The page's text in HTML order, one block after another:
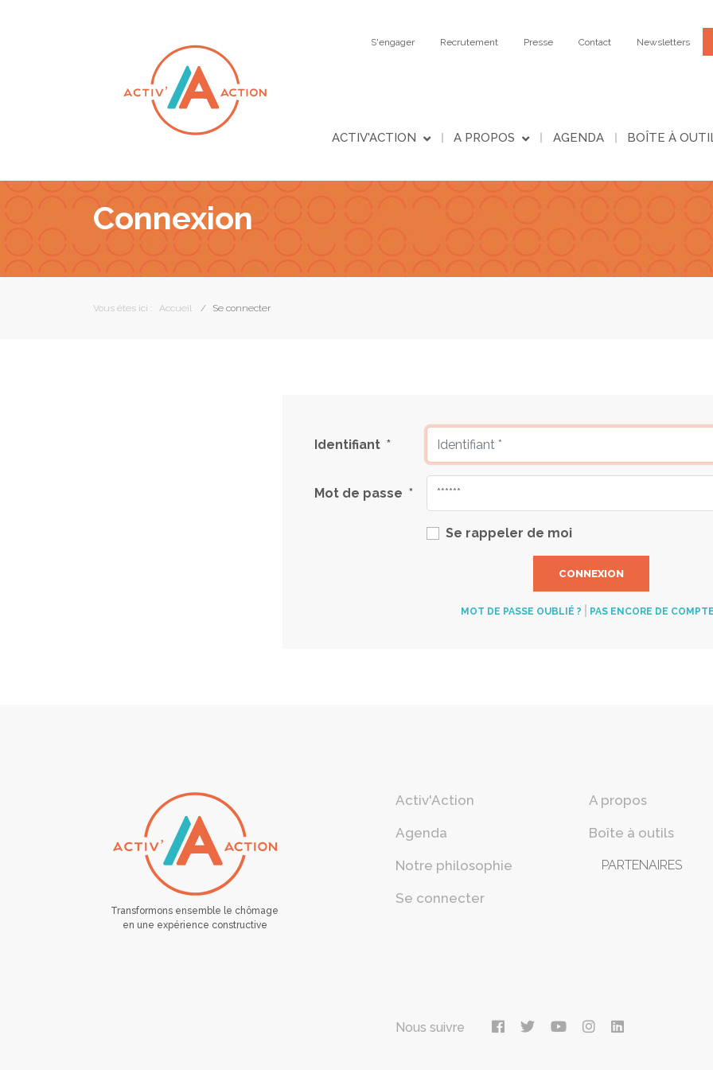
S'engager Recrutement Presse Contact Newsletters
ACTIV'ACTION A PROPOS AGENDA BOÎTE À
Connexion
Vous êtes ici : Accueil Se connecter
Identifiant *
Mot de passe *
Se rappeler de moi
CONNEXION
MOT DE PASSE OUBLIÉ ? PAS ENCORE DE
Transformons ensemble le chômage
en une expérience constructive
Activ'Action A propos
Agenda Boîte à outils
Notre philosophie PARTENAIRES
Se connecter
Nous suivre